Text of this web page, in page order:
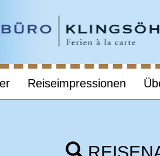
Reiseimpressionen